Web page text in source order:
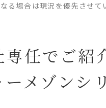
る場合は現況を優先させて
専任でご
メゾンシ